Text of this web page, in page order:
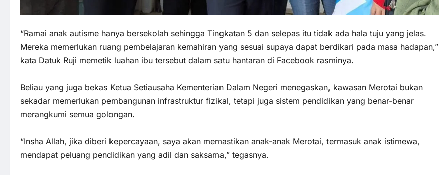
“Ramai anak autisme hanya bersekolah sehingga Tingkatan 5 dan selepas itu tidak ada hala tuju yang jelas.
Mereka memerlukan ruang pembelajaran kemahiran yang sesuai supaya dapat berdikari pada masa hadapan,”
kata Datuk Ruji memetik luahan ibu tersebut dalam satu hantaran di Facebook rasminya.
Beliau yang juga bekas Ketua Setiausaha Kementerian Dalam Negeri menegaskan, kawasan Merotai bukan
sekadar memerlukan pembangunan infrastruktur fizikal, tetapi juga sistem pendidikan yang benar-benar
merangkumi semua golongan.
“Insha Allah, jika diberi kepercayaan, saya akan memastikan anak-anak Merotai, termasuk anak istimewa,
mendapat peluang pendidikan yang adil dan saksama,” tegasnya.